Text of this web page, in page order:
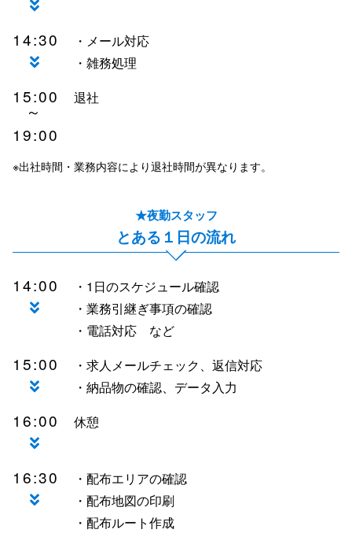
14:30
・メール対応
・雑務処理
15:00
～
19:00
退社
※出社時間・業務内容により退社時間が異なります。
★夜勤スタッフ
とある１日の流れ
14:00
・1日のスケジュール確認
・業務引継ぎ事項の確認
・電話対応 など
15:00
・求人メールチェック、返信対応
・納品物の確認、データ入力
16:00 休憩
16:30
・配布エリアの確認
・配布地図の印刷
・配布ルート作成